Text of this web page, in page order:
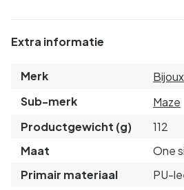
Extra informatie
Merk
Sub-merk
Maze
Productgewicht (g)
112
Maat
One
Primair materiaal
PU-